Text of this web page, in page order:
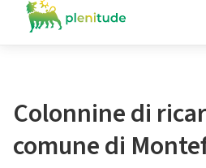
Colonnine di
comune di